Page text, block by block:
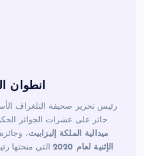
انطوان
رئيس تحرير صحيفة التلغراف
حائز على عشرات الجوائز
ميدالية الملكة إليزابيث، وجائزة
الإثنية لعام 2020
التي منحتها